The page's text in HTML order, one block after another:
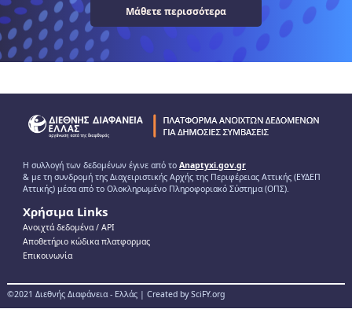
Μάθετε περισσότερα
Η συλλογή των δεδομένων έγινε από το Anaptyxi.gov.gr
& με τη συνδρομή της Διαχειριστικής Αρχής της Περιφέρειας Αττικής (ΕΥΔΕΠ
Αττικής) μέσα από το Ολοκληρωμένο Πληροφοριακό Σύστημα (ΟΠΣ).
Χρήσιμα Links
Ανοιχτά δεδομένα / ΑPI
Αποθετήριο κώδικα πλατφορμας
Επικοινωνία
©2021 Διεθνής Διαφάνεια - Ελλάς | Created by SciFY.org